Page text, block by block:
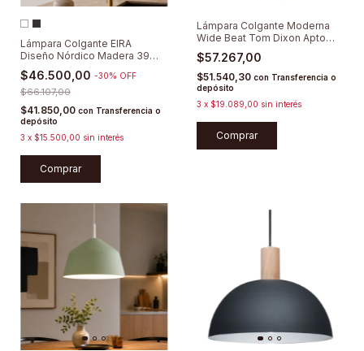
Lámpara Colgante EIRA
Diseño Nórdico Madera 39
Cm
$46.500,00 -30% OFF
$66.107,00
$41.850,00 con Transferencia o
depósito
3 x $15.500,00 sin interés
Comprar
Lámpara Colgante Moderna
Wide Beat Tom Dixon Apto
E27 Led
$57.267,00
$51.540,30 con Transferencia o
depósito
3 x $19.089,00 sin interés
Comprar